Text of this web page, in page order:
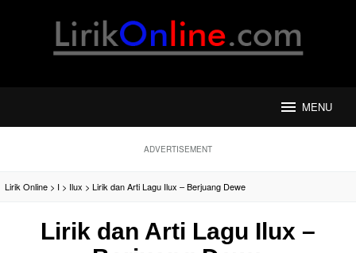
MENU
ADVERTISEMENT
Lirik Online > I > Ilux > Lirik dan Arti Lagu Ilux – Berjuang Dewe
Lirik dan Arti Lagu Ilux –